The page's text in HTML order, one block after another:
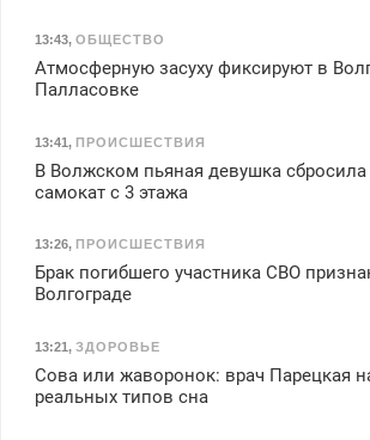
13:43, ОБЩЕСТВО
Атмосферную засуху фиксируют в
Палласовке
13:41, ПРОИСШЕСТВИЯ
В Волжском пьяная девушка сбросила
самокат с 3 этажа
13:26, ПРОИСШЕСТВИЯ
Брак погибшего участника СВО
Волгограде
13:21, ЗДОРОВЬЕ
Сова или жаворонок: врач Парецкая
реальных типов сна